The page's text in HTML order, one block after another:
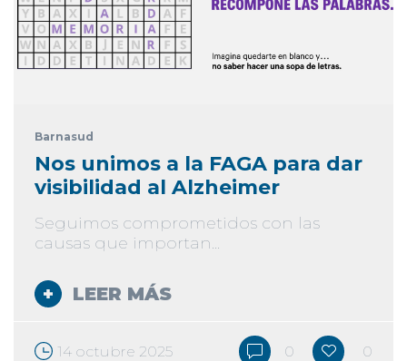
Barnasud
Nos unimos a la FAGA para dar
visibilidad al Alzheimer
Seguimos comprometidos con las
causas que importan...
LEER MÁS
14 octubre 2025 0 0